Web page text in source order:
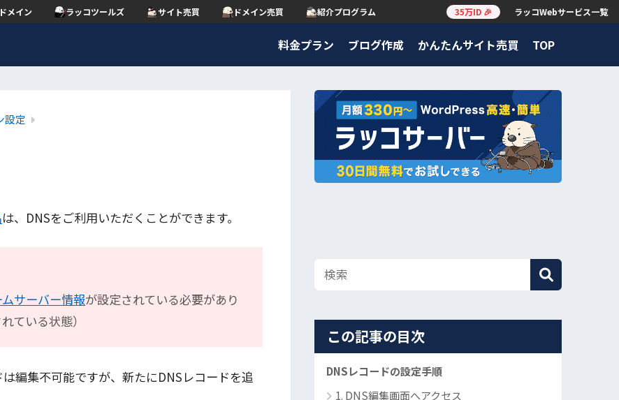
メイン ラッコツールズ サイト売買 ドメイン売買 紹介プログラム 35万ID 🎉 ラッコWebサービス一覧
料金プラン ブログ作成 かんたんサイト売買 TOP
設定
は、DNSをご利用いただくことができます。
サーバー情報が設定されている必要があり
ている状態）
編集不可能ですが、新たにDNSレコードを追
この記事の目次
DNSレコードの設定手順
1. DNS編集画面へアクセス